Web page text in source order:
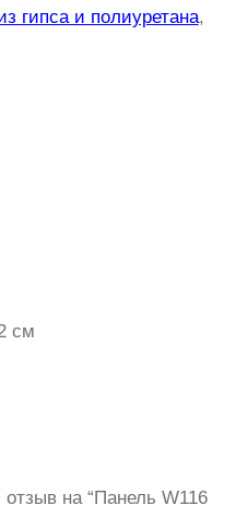
гипса и полиуретана
см
на “Панель W116